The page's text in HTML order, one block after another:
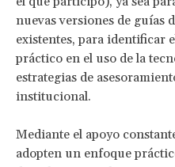
nuevas versiones de guías
existentes, para identificar
práctico en el uso de la
estrategias de
institucional.
Mediante el apoyo
adopten un enfoque